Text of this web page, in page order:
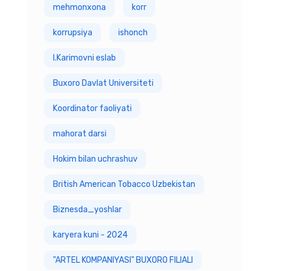
mehmonxona korr
korrupsiya ishonch
I.Karimovni eslab
Buxoro Davlat Universiteti
Koordinator faoliyati
mahorat darsi
Hokim bilan uchrashuv
British American Tobacco Uzbekistan
Biznesda_yoshlar
karyera kuni - 2024
"ARTEL KOMPANIYASI" BUXORO FILIALI